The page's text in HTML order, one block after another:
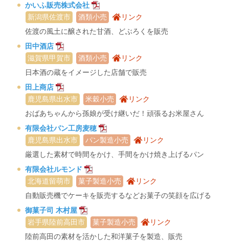
かいふ販売株式会社
新潟県佐渡市
酒類小売
リンク
佐渡の風土に醸された甘酒、どぶろくを販売
田中酒店
滋賀県甲賀市
酒類小売
リンク
日本酒の蔵をイメージした店舗で販売
田上商店
鹿児島県出水市
米穀小売
リンク
おばあちゃんから孫娘が受け継いだ！頑張るお米屋さん
有限会社パン工房麦穂
鹿児島県出水市
パン製造小売
リンク
厳選した素材で時間をかけ、手間をかけ焼き上げるパン
有限会社ルモンド
北海道留萌市
菓子製造小売
リンク
自動販売機でケーキを販売するなどお菓子の笑顔を広げる
御菓子司 木村屋
岩手県陸前高田市
菓子製造小売
リンク
陸前高田の素材を活かした和洋菓子を製造、販売